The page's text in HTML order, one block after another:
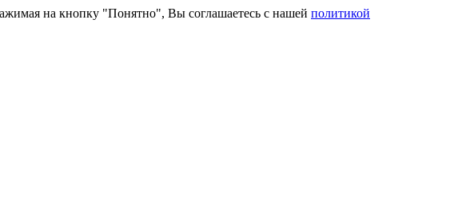
на кнопку "Понятно", Вы соглашаетесь с нашей политикой